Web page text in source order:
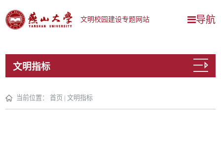
文明校园建设专题网站 导航
文明指标
当前位置：首页 |文明指标